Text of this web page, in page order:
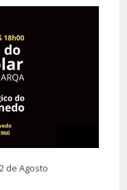
de Agosto